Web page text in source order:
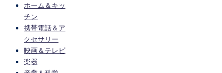
ホーム＆キッ
チン
携帯電話＆ア
クセサリー
映画＆テレビ
楽器